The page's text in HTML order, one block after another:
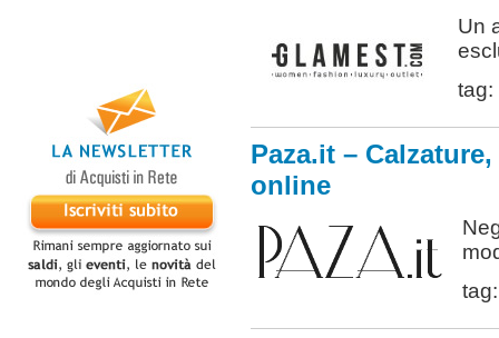
Un
tag:
Paza.it –
online